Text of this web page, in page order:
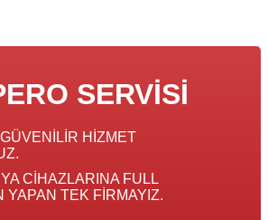
SERVISI
HIZMET
CIHAZLARINA FULL
YAPAN TEK FIRMAYIZ.